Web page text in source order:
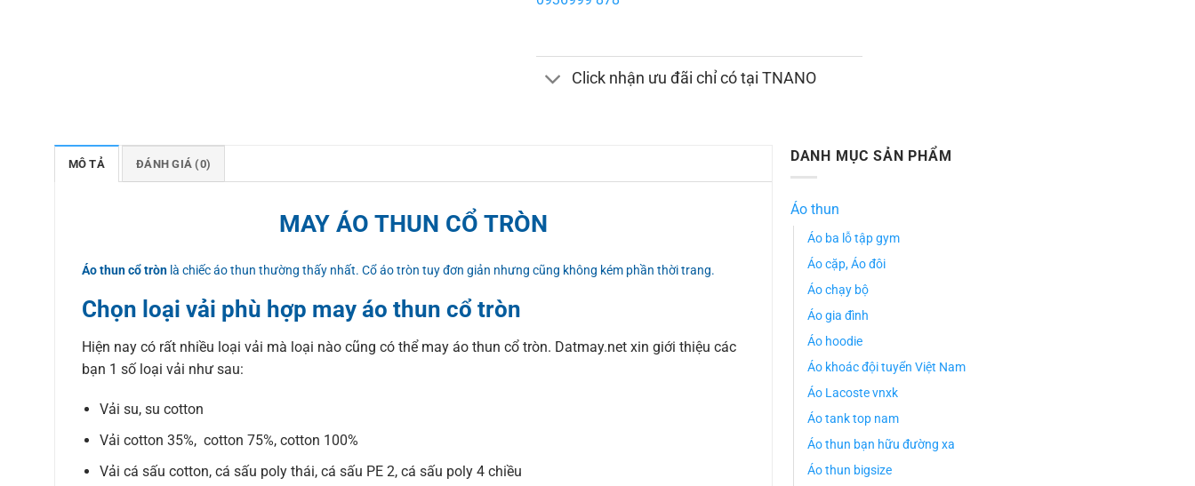
Click nhận ưu đãi chỉ có tại TNANO
MÔ TẢ ĐÁNH GIÁ (0)
MAY ÁO THUN CỔ TRÒN
Áo thun cổ trònlà chiếc áo thun thường thấy nhất. Cổ áo tròn tuy đơn giản nhưng cũng không kém phần thời trang.
Chọn loại vải phù hợp may áo thun cổ tròn
Hiện nay có rất nhiều loại vải mà loại nào cũng có thể may áo thun cổ tròn. Datmay.net xin giới thiệu các
bạn 1 số loại vải như sau:
Vải su, su cotton
Vải cotton 35%, cotton 75%, cotton 100%
Vải cá sấu cotton, cá sấu poly thái, cá sấu PE 2, cá sấu poly 4 chiều
DANH MỤC SẢN PHẨM
Áo thun
Áo ba lỗ tập gym
Áo cặp, Áo đôi
Áo chạy bộ
Áo gia đình
Áo hoodie
Áo khoác đội tuyển Việt Nam
Áo Lacoste vnxk
Áo tank top nam
Áo thun bạn hữu đường xa
Áo thun bigsize